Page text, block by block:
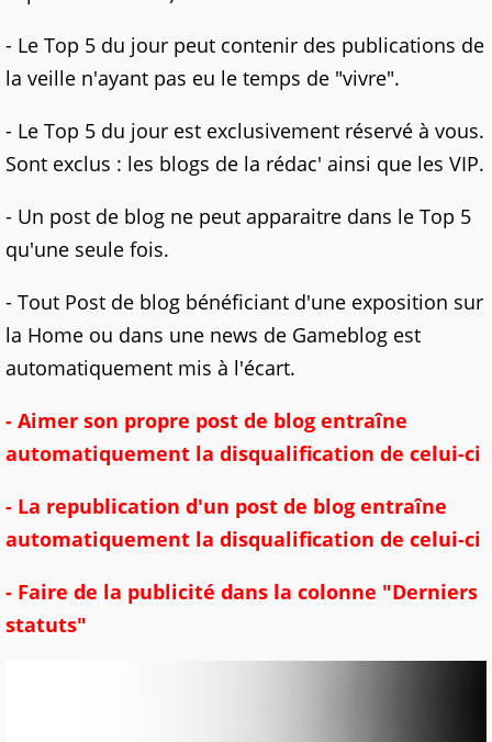
- Le Top 5 du jour peut contenir des publications de
la veille n'ayant pas eu le temps de "vivre".
- Le Top 5 du jour est exclusivement réservé à vous.
Sont exclus : les blogs de la rédac' ainsi que les VIP.
- Un post de blog ne peut apparaitre dans le Top 5
qu'une seule fois.
- Tout Post de blog bénéficiant d'une exposition sur
la Home ou dans une news de Gameblog est
automatiquement mis à l'écart.
- Aimer son propre post de blog entraîne
automatiquement la disqualification de celui-ci
- La republication d'un post de blog entraîne
automatiquement la disqualification de celui-ci
- Faire de la publicité dans la colonne "Derniers
statuts"